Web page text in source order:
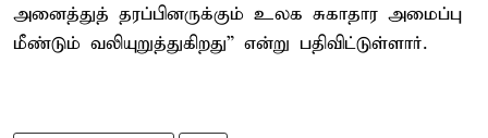
அனைத்துத் தரப்பினருக்கும் உலக சுகாதார அமைப்பு
மீண்டும் வலியுறுத்துகிறது” என்று பதிவிட்டுள்ளார்.